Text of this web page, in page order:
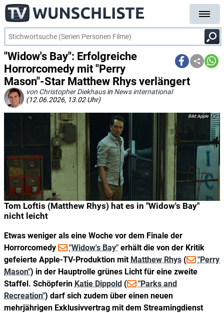
"Widow's Bay": Erfolgreiche
Horrorcomedy mit "Perry
Mason"-Star Matthew Rhys verlängert
von Christopher Diekhausin News international
(12.06.2026, 13.02 Uhr)
Tom Loftis (Matthew Rhys) hat es in "Widow's Bay"
nicht leicht
Apple TV
Etwas weniger als eine Woche vor dem Finale der
Horrorcomedy
"Widow's Bay" erhält die von der Kritik
gefeierte Apple-TV-Produktion mit Matthew Rhys (
"Perry
Mason") in der Hauptrolle grünes Licht für eine zweite
Staffel. Schöpferin Katie Dippold (
"Parks and
Recreation") darf sich zudem über einen neuen
mehrjährigen Exklusivvertrag mit dem Streamingdienst